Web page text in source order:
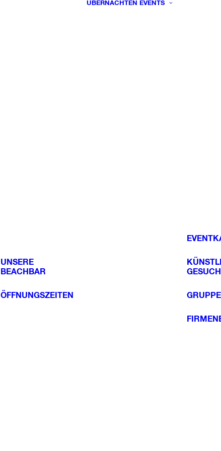
UNSERE
BEACHBAR
ÖFFNUNGSZEITEN
ÜBERNACHTEN EVENTS